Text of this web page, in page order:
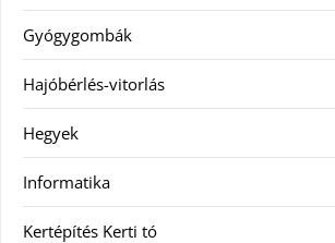
Gyógygombák
Hajóbérlés-vitorlás
Hegyek
Informatika
Kertépítés Kerti tó